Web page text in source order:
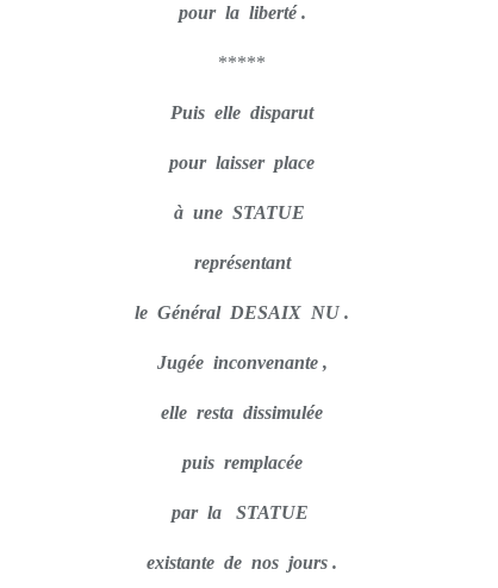
pour la liberté .
*****
Puis elle disparut
pour laisser place
à une STATUE
représentant
le Général DESAIX NU .
Jugée inconvenante ,
elle resta dissimulée
puis remplacée
par la STATUE
existante de nos jours .